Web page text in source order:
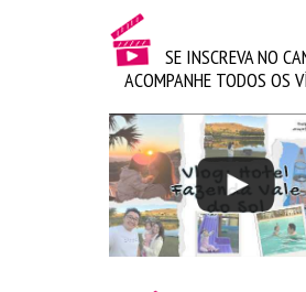
SE INSCREVA NO
ACOMPANHE TODOS OS